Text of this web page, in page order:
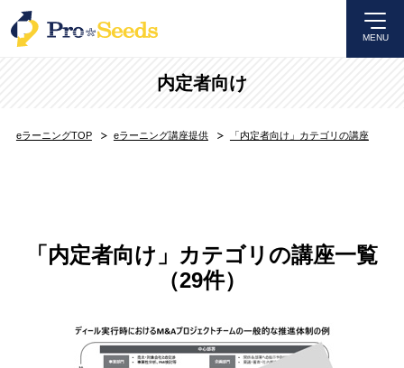
MENU
内定者向け
eラーニングTOP eラーニング講座提供 「内定者向け」カテゴリの講座
「内定者向け」カテゴリの講座一覧
（29件）